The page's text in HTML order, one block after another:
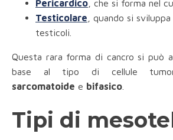
Pericardico , che si forma nel
Testicolare , quando si
testicoli.
Questa rara forma di cancro si può
base al tipo di cellule
sarcomatoide e bifasico
Tipi di